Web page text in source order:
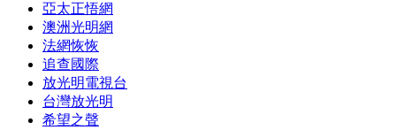
亞太正悟網
澳洲光明網
法網恢恢
追查國際
放光明電視台
台灣放光明
希望之聲